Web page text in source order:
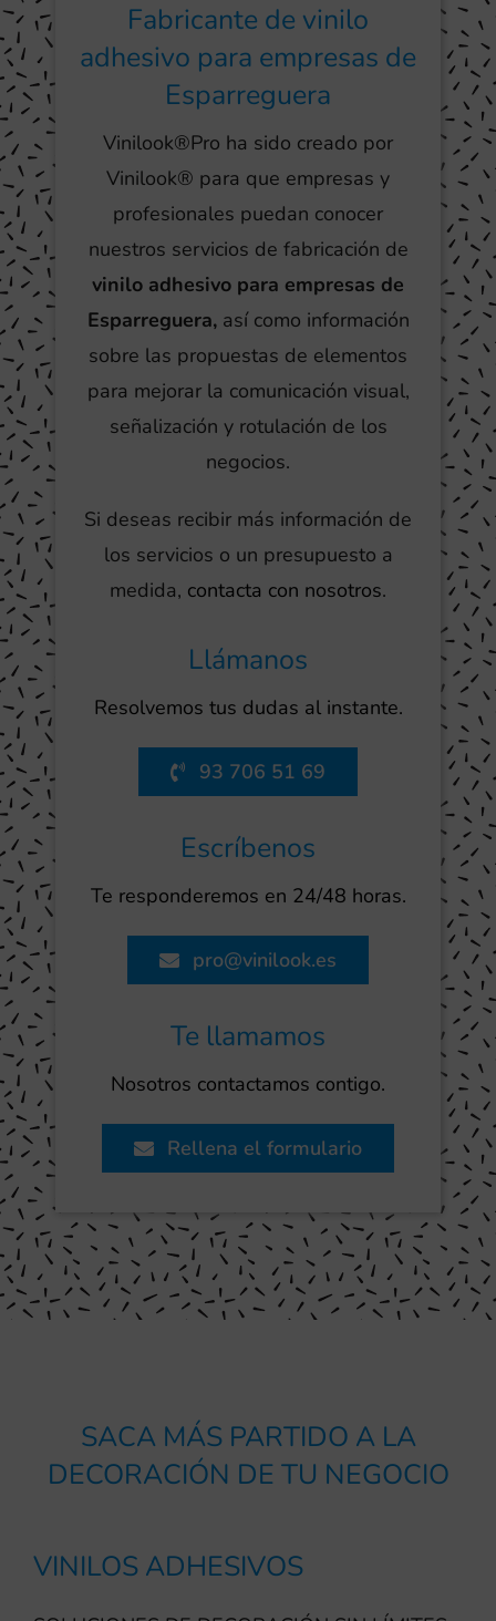
Fabricante de vinilo
adhesivo para empresas de
Esparreguera
Vinilook®Pro ha sido creado por
Vinilook® para que empresas y
profesionales puedan conocer
nuestros servicios de fabricación de
vinilo adhesivo para empresas de
Esparreguera,así como información
sobre las propuestas de elementos
para mejorar la comunicación visual,
señalización y rotulación de los
negocios.
Si deseas recibir más información de
los servicios o un presupuesto a
medida, contacta con nosotros.
Llámanos
Resolvemos tus dudas al instante.
93 706 51 69
Escríbenos
Te responderemos en 24/48 horas.
pro@vinilook.es
Te llamamos
Nosotros contactamos contigo.
Rellena el formulario
SACA MÁS PARTIDO A LA
DECORACIÓN DE TU NEGOCIO
VINILOS ADHESIVOS